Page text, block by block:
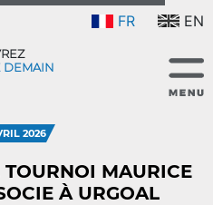
FR EN
DEMAIN
2026
TOURNOI MAURICE
À URGOAL